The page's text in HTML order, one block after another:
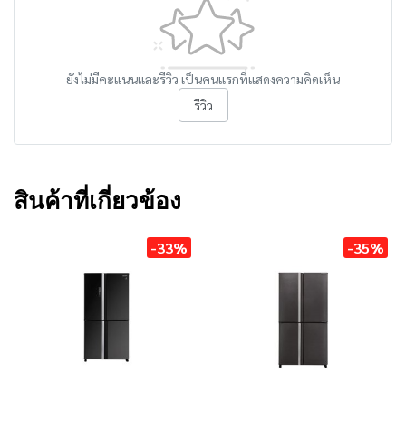
ยังไม่มีคะแนนและรีวิว เป็นคนแรกที่แสดงความคิดเห็น
รีวิว
สินค้าที่เกี่ยวข้อง
-33% -35%